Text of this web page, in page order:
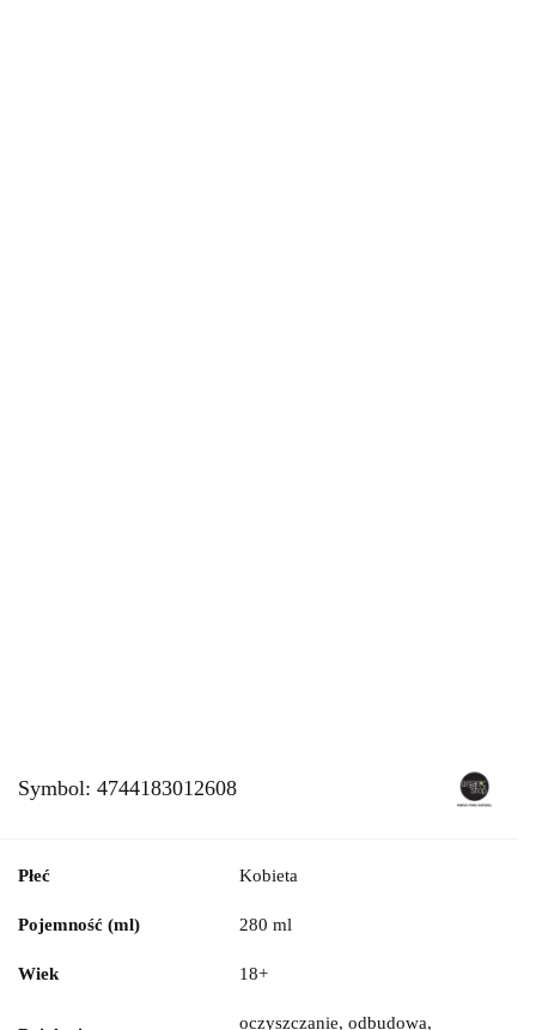
Symbol: 4744183012608
Płeć Kobieta
Pojemność (ml) 280 ml
Wiek 18+
oczyszczanie, odbudowa,